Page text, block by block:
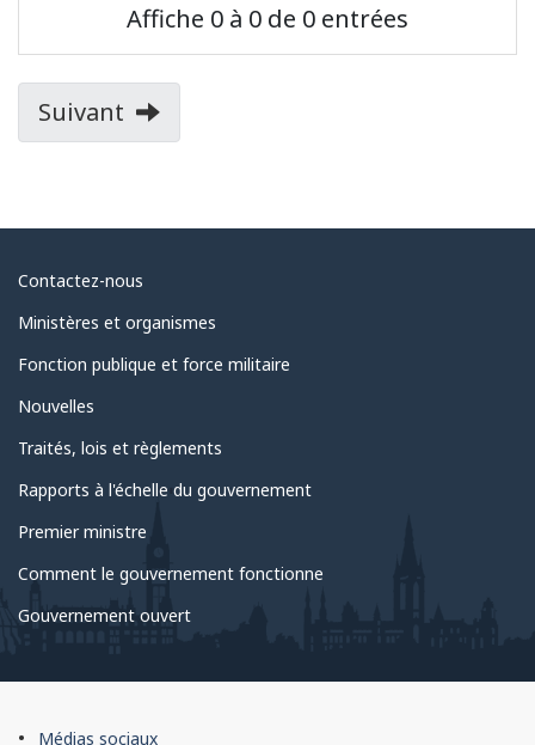
du
poste Pays
Fonction Date de
Affiche 0 à 0 de 0 entrées
Suivant page
of
Au
sujet
du
gouvernement
Contactez-nous
Ministères et organismes
Fonction publique et force militaire
Nouvelles
Traités, lois et règlements
Rapports à l'échelle du gouvernement
Premier ministre
Comment le gouvernement fonctionne
Gouvernement ouvert
À Médias sociaux